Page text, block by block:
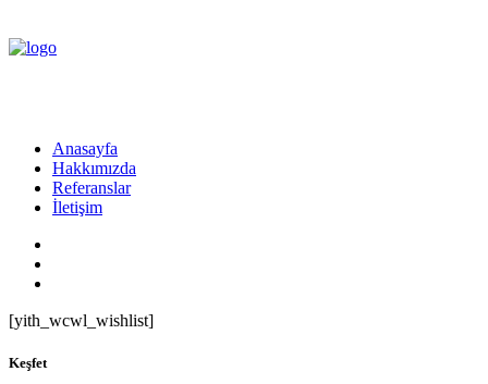
Anasayfa
Hakkımızda
Referanslar
İletişim
[yith_wcwl_wishlist]
Keşfet